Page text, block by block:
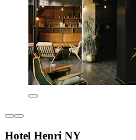
Hotel Henri NY